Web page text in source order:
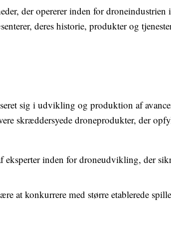
der opererer inden for droneindustrien
deres historie, produkter og
sig i udvikling og produktion af
skræddersyede droneprodukter, der
inden for droneudvikling, der
at konkurrere med større etablerede